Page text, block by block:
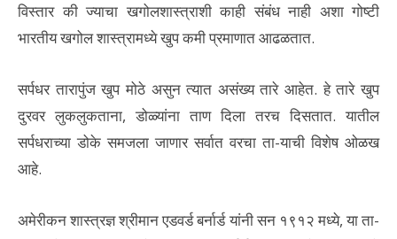
विस्तार की ज्याचा खगोलशास्त्राशी काही संबंध नाही अशा गोष्टी
भारतीय खगोल शास्त्रामध्ये खुप कमी प्रमाणात आढळतात.
सर्पधर तारापुंज खुप मोठे असुन त्यात असंख्य तारे आहेत. हे तारे खुप
दुरवर लुकलुकताना, डोळ्यांना ताण दिला तरच दिसतात. यातील
सर्पधराच्या डोके समजला जाणार सर्वात वरचा ता-याची विशेष ओळख
आहे.
अमेरीकन शास्त्रज्ञ श्रीमान एडवर्ड बर्नार्ड यांनी सन १९१२ मध्ये, या ता-